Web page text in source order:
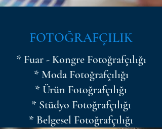
FOTOĞRAFÇILIK
* Fuar - Kongre Fotoğrafçılığı
* Moda Fotoğrafçılığı
* Ürün Fotoğrafçılığı
* Stüdyo Fotoğrafçılığı
* Belgesel Fotoğrafçılığı